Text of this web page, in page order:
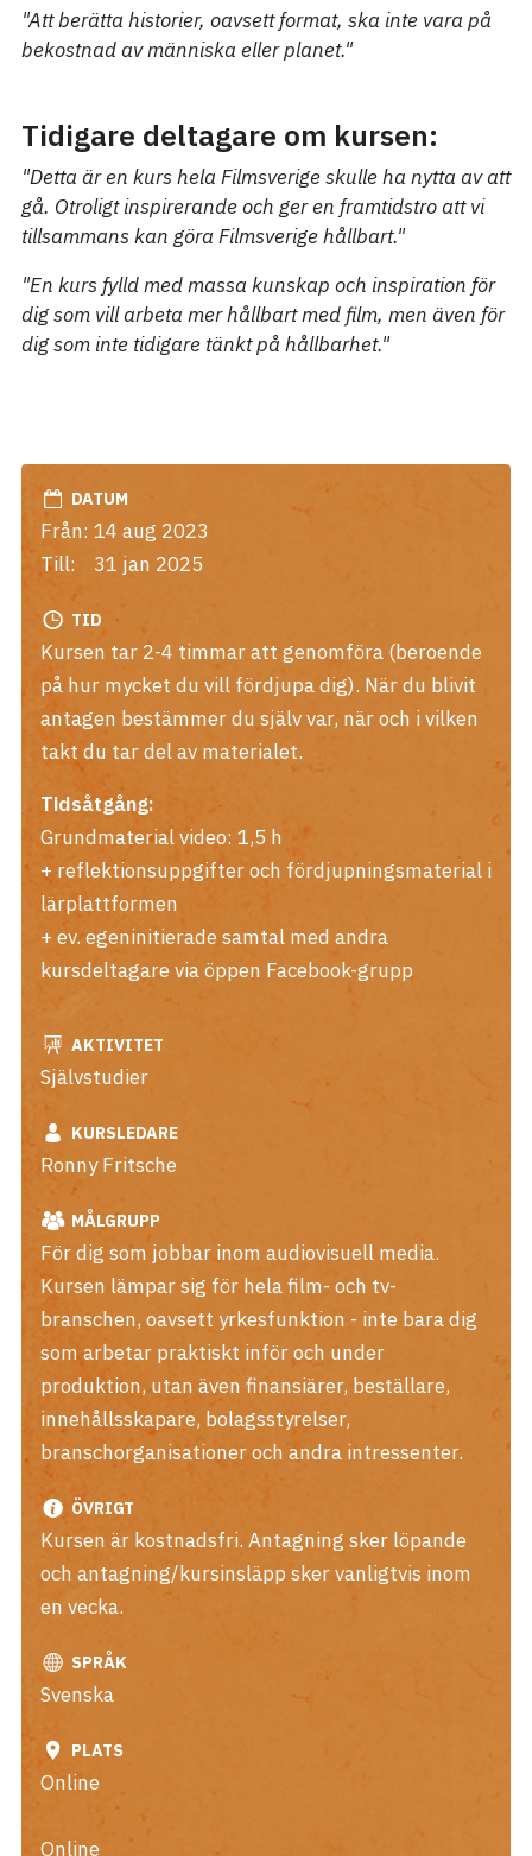
"Att berätta historier, oavsett format, ska inte vara på
bekostnad av människa eller planet."
Tidigare deltagare om kursen:
"Detta är en kurs hela Filmsverige skulle ha nytta av att
gå. Otroligt inspirerande och ger en framtidstro att vi
tillsammans kan göra Filmsverige hållbart."
"En kurs fylld med massa kunskap och inspiration för
dig som vill arbeta mer hållbart med film, men även för
dig som inte tidigare tänkt på hållbarhet."
DATUM
Från: 14 aug 2023
Till:
31 jan 2025
TID
Kursen tar 2-4 timmar att genomföra (beroende
på hur mycket du vill fördjupa dig). När du blivit
antagen bestämmer du själv var, när och i vilken
takt du tar del av materialet.
Tidsåtgång:
Grundmaterial video: 1,5 h
+ reflektionsuppgifter och fördjupningsmaterial i
lärplattformen
+ ev. egeninitierade samtal med andra
kursdeltagare via öppen Facebook-grupp
AKTIVITET
Självstudier
KURSLEDARE
Ronny Fritsche
MÅLGRUPP
För dig som jobbar inom audiovisuell media.
Kursen lämpar sig för hela film- och tv-
branschen, oavsett yrkesfunktion - inte bara dig
som arbetar praktiskt inför och under
produktion, utan även finansiärer, beställare,
innehållsskapare, bolagsstyrelser,
branschorganisationer och andra intressenter.
ÖVRIGT
Kursen är kostnadsfri. Antagning sker löpande
och antagning/kursinsläpp sker vanligtvis inom
en vecka.
SPRÅK
Svenska
PLATS
Online
Online